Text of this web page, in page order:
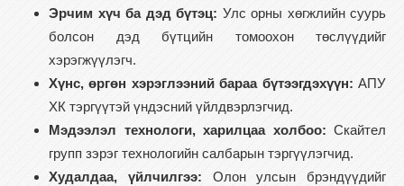
Эрчим хүч ба дэд бүтэц: Улс орны хөгжлийн суурь
болсон дэд бүтцийн томоохон төслүүдийг
хэрэгжүүлэгч.
Хүнс, өргөн хэрэглээний бараа бүтээгдэхүүн: АПУ
ХК тэргүүтэй үндэсний үйлдвэрлэгчид.
Мэдээлэл технологи, харилцаа холбоо: Скайтел
групп зэрэг технологийн салбарын тэргүүлэгчид.
Худалдаа, үйлчилгээ: Олон улсын брэндүүдийг